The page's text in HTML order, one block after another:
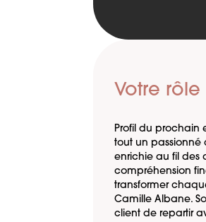
Votre rôle
Profil du prochain
tout un passionné
enrichie au fil des
compréhension
transformer
Camille Albane.
client de repartir